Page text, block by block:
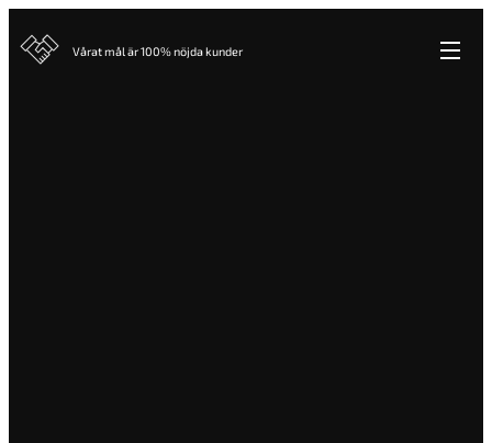
Vårat mål är 100% nöjda kunder